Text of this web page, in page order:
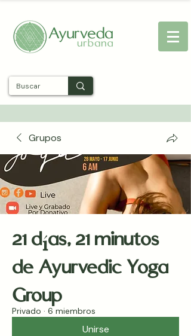
Grupos
21 días, 21 minutos
de Ayurvedic Yoga
Group
Privado · 6 miembros
Unirse